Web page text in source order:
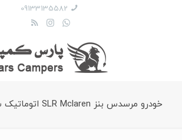
09133135582
خودرو مرسدس بنز SLR Mclaren اتوماتیک سال 2008